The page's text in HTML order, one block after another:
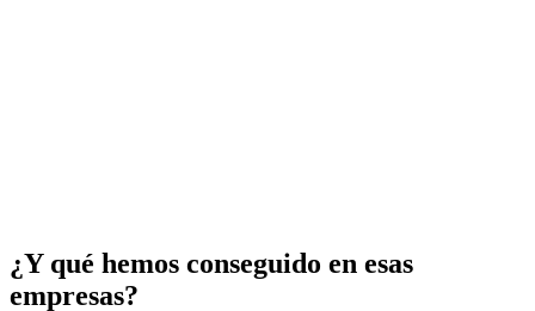
¿Y qué hemos conseguido en esas
empresas?